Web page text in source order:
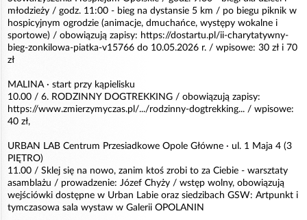
młodzieży / godz. 11:00 - bieg na dystansie 5 km / po biegu piknik w
hospicyjnym ogrodzie (animacje, dmuchańce, występy wokalne i
sportowe) / obowiązują zapisy: https://dostartu.pl/ii-charytatywny-
bieg-zonkilowa-piatka-v15766 do 10.05.2026 r. / wpisowe: 30 zł i 70
zł
MALINA · start przy kąpielisku
10.00 / 6. RODZINNY DOGTREKKING / obowiązują zapisy:
https://www.zmierzymyczas.pl/.../rodzinny-dogtrekking... / wpisowe:
40 zł,
URBAN LAB Centrum Przesiadkowe Opole Główne · ul. 1 Maja 4 (3
PIĘTRO)
11.00 / Sklej się na nowo, zanim ktoś zrobi to za Ciebie - warsztaty
asamblażu / prowadzenie: Józef Chyży / wstęp wolny, obowiązują
wejściówki dostępne w Urban Labie oraz siedzibach GSW: Artpunkt i
tymczasowa sala wystaw w Galerii OPOLANIN